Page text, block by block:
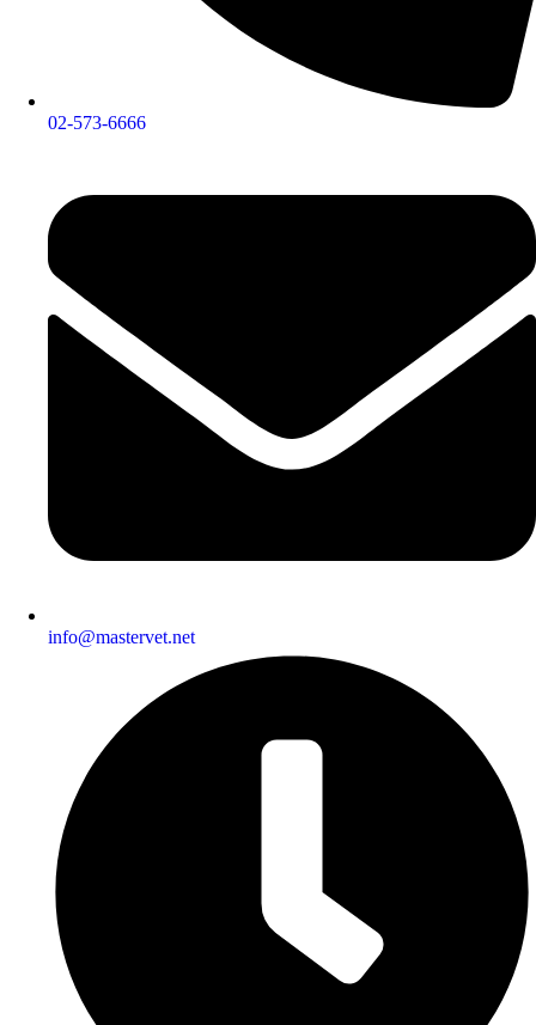
02-573-6666
info@mastervet.net